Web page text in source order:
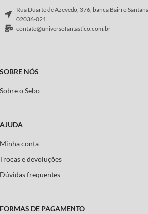
Rua Duarte de Azevedo, 376, banca Bairro Santana
02036-021
contato@universofantastico.com.br
SOBRE NÓS
Sobre o Sebo
AJUDA
Minha conta
Trocas e devoluções
Dúvidas frequentes
FORMAS DE PAGAMENTO